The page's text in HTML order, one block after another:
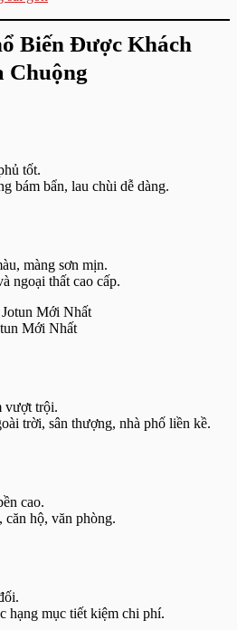
Biến Được Khách
Chuộng
tốt.
bám bẩn, lau chùi dễ dàng.
màng sơn mịn.
ngoại thất cao cấp.
Mới Nhất
vượt trội.
trời, sân thượng, nhà phố liền kề.
cao.
căn hộ, văn phòng.
hạng mục tiết kiệm chi phí.